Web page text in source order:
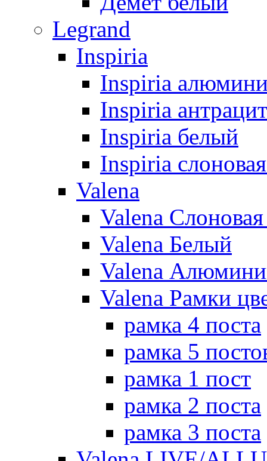
Legrand
Inspiria
Inspiria
Inspiria антрацит
Inspiria белый
Inspiria
Valena
Valena Слоновая
Valena Белый
Valena
Valena Рамки
рамка 4 поста
рамка 5
рамка 1 пост
рамка 2 поста
рамка 3 поста